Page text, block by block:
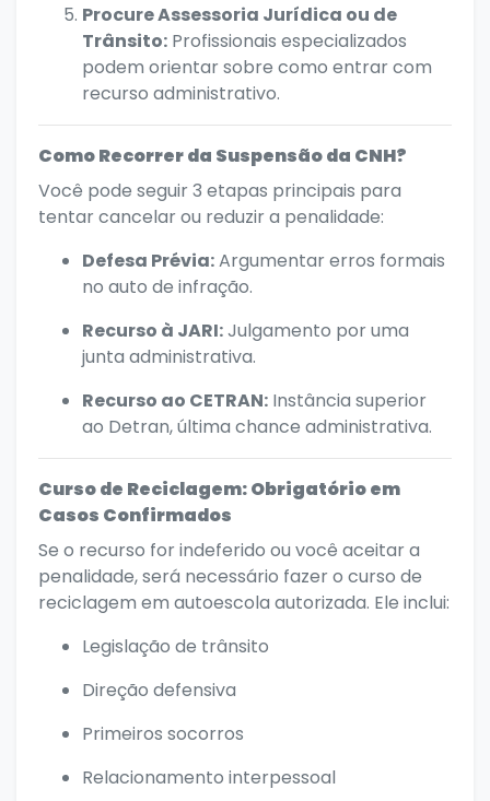
Procure Assessoria Jurídica ou de
Trânsito: Profissionais especializados
podem orientar sobre como entrar com
recurso administrativo.
Como Recorrer da Suspensão da CNH?
Você pode seguir 3 etapas principais para
tentar cancelar ou reduzir a penalidade:
Defesa Prévia:Argumentar erros formais
no auto de infração.
Recurso à JARI:Julgamento por uma
junta administrativa.
Recurso ao CETRAN: Instância superior
ao Detran, última chance administrativa.
Curso de Reciclagem: Obrigatório em
Casos Confirmados
Se o recurso for indeferido ou você aceitar a
penalidade, será necessário fazer o curso de
reciclagem em autoescola autorizada. Ele inclui:
Legislação de trânsito
Direção defensiva
Primeiros socorros
Relacionamento interpessoal